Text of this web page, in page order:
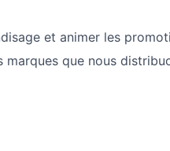
et animer les
que nous